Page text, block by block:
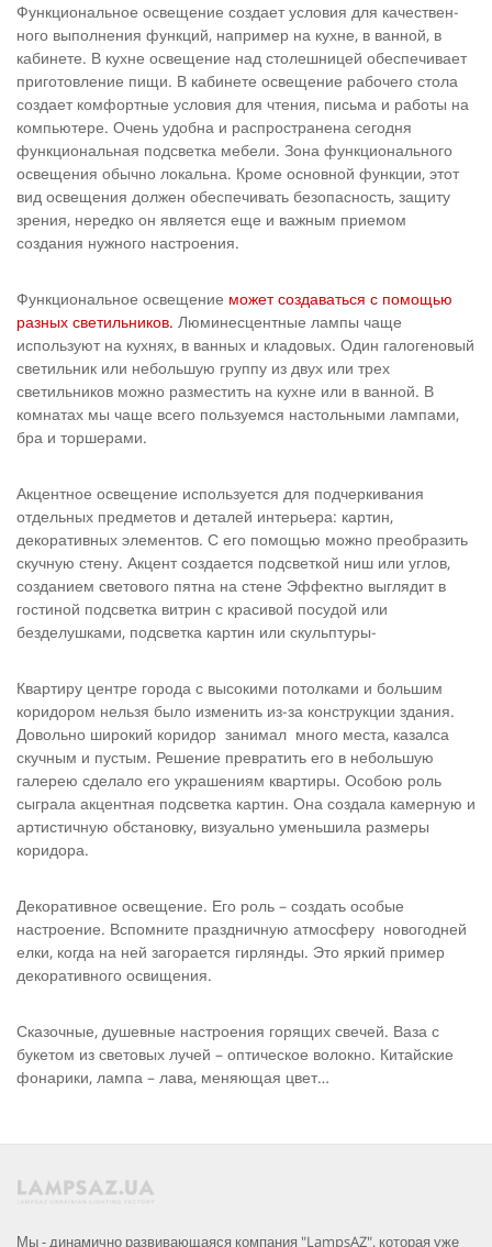
Функциональное освещение создает условия для качествен­
ного выполнения функций, например на кухне, в ванной, в
каби­нете. В кухне освещение над столешницей обеспечивает
приго­товление пищи. В кабинете освещение рабочего стола
создает комфортные условия для чтения, письма и работы на
компьюте­ре. Очень удобна и распространена сегодня
функциональная подсветка мебели. Зона функционального
освещения обычно локальна. Кроме ос­новной функции, этот
вид освещения должен обеспечивать без­опасность, защиту
зрения, нередко он является еще и важным приемом
создания нужного настроения.
Функциональное освещение может создаваться с помощью
разных светильников. Люминесцентные лампы чаще
используют на кухнях, в ванных и кладовых. Один галогеновый
светильник или небольшую группу из двух или трех
светильников можно разместить на кухне или в ванной. В
комнатах мы чаще всего пользуемся настольными лампами,
бра и торшерами.
Акцентное освещение используется для подчеркивания
отдель­ных предметов и деталей интерьера: картин,
декоративных эле­ментов. С его помощью можно преобразить
скучную стену. Акцент создается подсветкой ниш или углов,
созданием светового пятна на стене Эффектно выглядит в
гостиной подсветка витрин с красивой посудой или
безделушками, подсветка картин или скульптуры-
Квартиру центре города с высокими потолками и большим
коридором нельзя было изменить из-за конструкции здания.
Довольно широкий коридор занимал много места, казалса
скучным и пустым. Решение превратить его в небольшую
галерею сделало его украшениям квартиры. Особою роль
сыграла акцентная подсветка картин. Она создала камерную и
артистичную обстановку, визуально уменьшила размеры
коридора.
Декоративное освещение. Его роль – создать особые
настроение. Вспомните праздничную атмосферу новогодней
елки, когда на ней загорается гирлянды. Это яркий пример
декоративного освищения.
Сказочные, душевные настроения горящих свечей. Ваза с
букетом из световых лучей – оптическое волокно. Китайские
фонарики, лампа – лава, меняющая цвет…
Мы - динамично развивающаяся компания "LampsAZ", которая уже